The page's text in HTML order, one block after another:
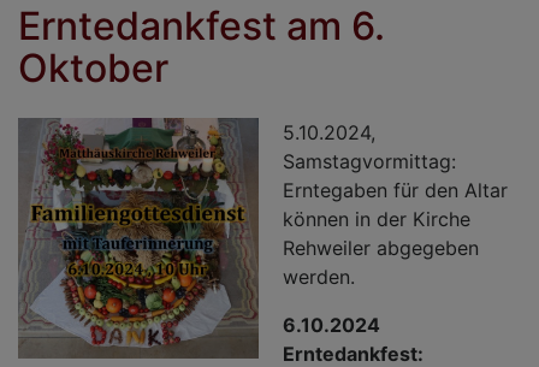
Erntedankfest am 6.
Oktober
5.10.2024,
Samstagvormittag:
Erntegaben für den Altar
können in der Kirche
Rehweiler abgegeben
werden.
6.10.2024
Erntedankfest: